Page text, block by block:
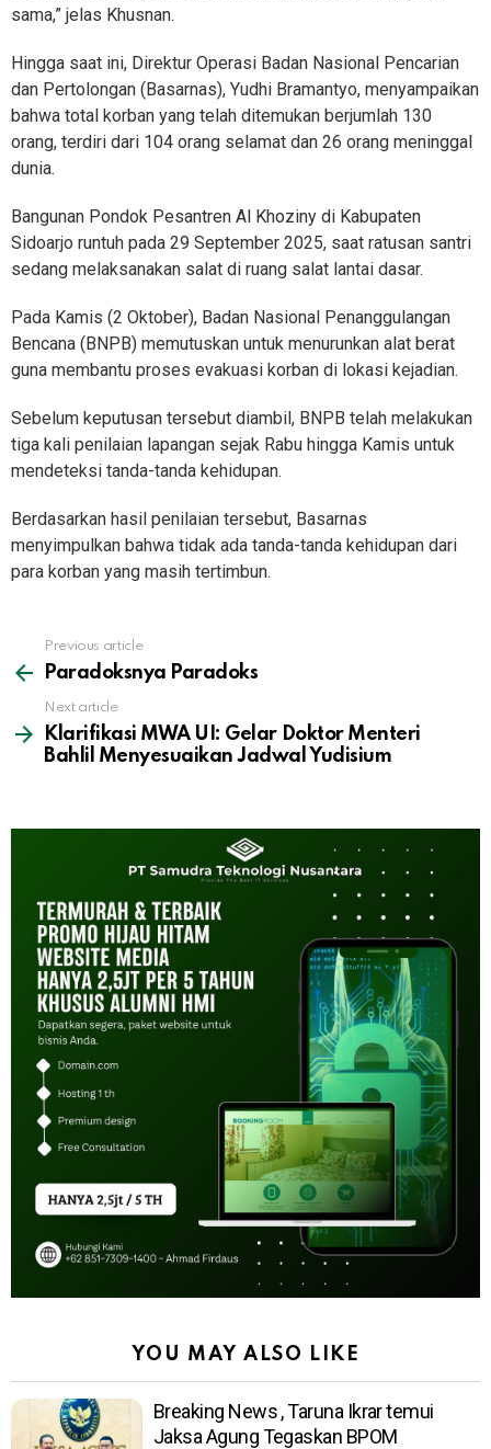
sama,” jelas Khusnan.
Hingga saat ini, Direktur Operasi Badan Nasional Pencarian
dan Pertolongan (Basarnas), Yudhi Bramantyo, menyampaikan
bahwa total korban yang telah ditemukan berjumlah 130
orang, terdiri dari 104 orang selamat dan 26 orang meninggal
dunia.
Bangunan Pondok Pesantren Al Khoziny di Kabupaten
Sidoarjo runtuh pada 29 September 2025, saat ratusan santri
sedang melaksanakan salat di ruang salat lantai dasar.
Pada Kamis (2 Oktober), Badan Nasional Penanggulangan
Bencana (BNPB) memutuskan untuk menurunkan alat berat
guna membantu proses evakuasi korban di lokasi kejadian.
Sebelum keputusan tersebut diambil, BNPB telah melakukan
tiga kali penilaian lapangan sejak Rabu hingga Kamis untuk
mendeteksi tanda-tanda kehidupan.
Berdasarkan hasil penilaian tersebut, Basarnas
menyimpulkan bahwa tidak ada tanda-tanda kehidupan dari
para korban yang masih tertimbun.
more
Previous article
Paradoksnya Paradoks
Next article
Klarifikasi MWA UI: Gelar Doktor Menteri
Bahlil Menyesuaikan Jadwal Yudisium
YOU MAY ALSO LIKE
Breaking News , Taruna Ikrar temui
Jaksa Agung Tegaskan BPOM